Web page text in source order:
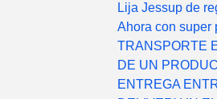
Lija Jessup de
Ahora con super
TRANSPORTE
DE UN
ENTREGA